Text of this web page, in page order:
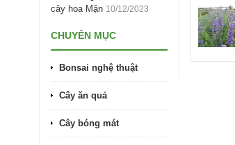
cây hoa Mận 10/12/2023
CHUYÊN MỤC
Bonsai nghệ thuật
Cây ăn quả
Cây bóng mát